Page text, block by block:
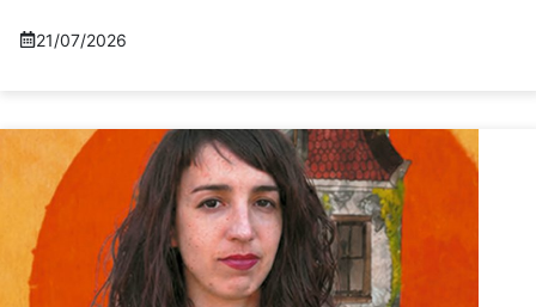
21/07/2026